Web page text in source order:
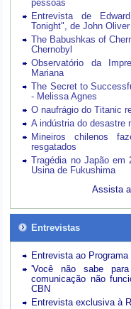
pessoas
Entrevista de
Tonight", de John Oliver
The Babushkas of
Chernobyl
Observatório da
Mariana
The Secret to
- Melissa Agnes
O naufrágio do Titanic
A indústria do desastre
Mineiros chilenos
resgatados
Tragédia no Japão em
Usina de Fukushima
Assista
Entrevistas
Entrevista ao
'Você não sabe
comunicação não
CBN
Entrevista exclusiva à